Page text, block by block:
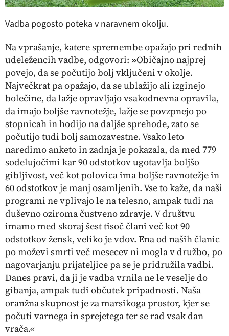
Vadba pogosto poteka v naravnem okolju.
Na vprašanje, katere spremembe opažajo pri rednih
udeležencih vadbe, odgovori: »Običajno najprej
povejo, da se počutijo bolj vključeni v okolje.
Največkrat pa opažajo, da se ublažijo ali izginejo
bolečine, da lažje opravljajo vsakodnevna opravila,
da imajo boljše ravnotežje, lažje se povzpnejo po
stopnicah in hodijo na daljše sprehode, zato se
počutijo tudi bolj samozavestne. Vsako leto
naredimo anketo in zadnja je pokazala, da med 779
sodelujočimi kar 90 odstotkov ugotavlja boljšo
gibljivost, več kot polovica ima boljše ravnotežje in
60 odstotkov je manj osamljenih. Vse to kaže, da naši
programi ne vplivajo le na telesno, ampak tudi na
duševno oziroma čustveno zdravje. V društvu
imamo med skoraj šest tisoč člani več kot 90
odstotkov žensk, veliko je vdov. Ena od naših članic
po moževi smrti več mesecev ni mogla v družbo, po
nagovarjanju prijateljice pa se je pridružila vadbi.
Danes pravi, da ji je vadba vrnila ne le veselje do
gibanja, ampak tudi občutek pripadnosti. Naša
oranžna skupnost je za marsikoga prostor, kjer se
počuti varnega in sprejetega ter se rad vsak dan
vrača.«